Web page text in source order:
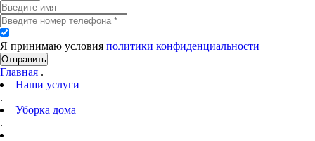
Я принимаю условия политики конфиденциальности
Отправить
Главная .
Наши услуги
.
Уборка дома
.